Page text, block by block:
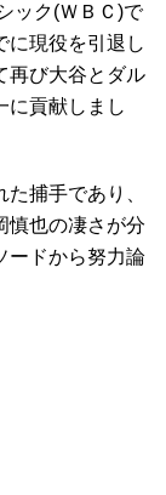
ック(ＷＢＣ)で
に現役を引退し
再び大谷とダル
に貢献しまし
捕手であり、
慎也の凄さが分
ードから努力論